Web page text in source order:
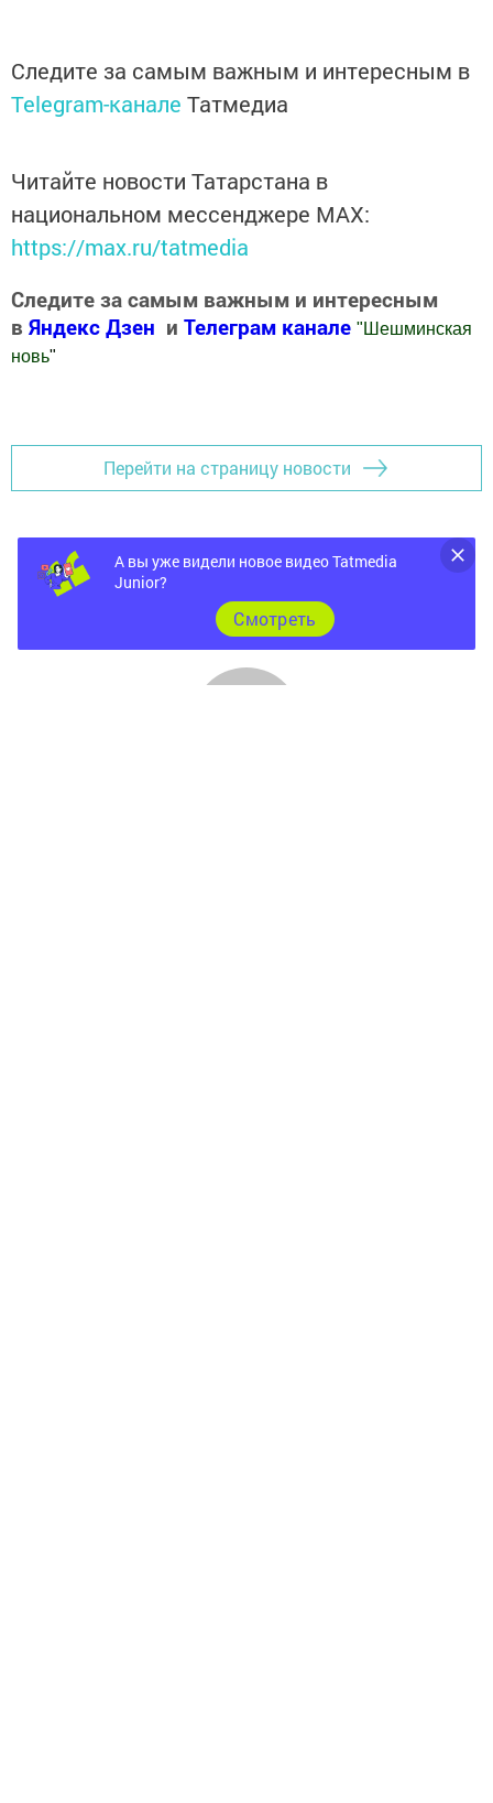
Следите за самым важным и интересным в
Telegram-канале Татмедиа
Читайте новости Татарстана в
национальном мессенджере MАХ:
https://max.ru/tatmedia
Следите за самым важным и интересным
в Яндекс Дзен и Телеграм канале " Шешминская
новь"
Перейти на страницу новости
А вы уже видели новое видео Tatmedia
Junior?
Cмотреть